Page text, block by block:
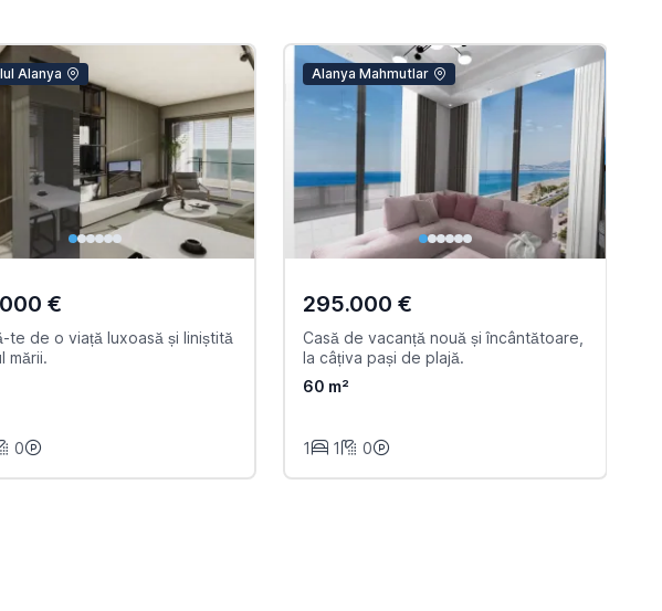
Alanya
€
te de o viață luxoasă și liniștită
mării.
0
Alanya Mahmutlar
295.000 €
Casă de vacanță nouă și încântătoare,
la câțiva pași de plajă.
60 m²
1 1 0